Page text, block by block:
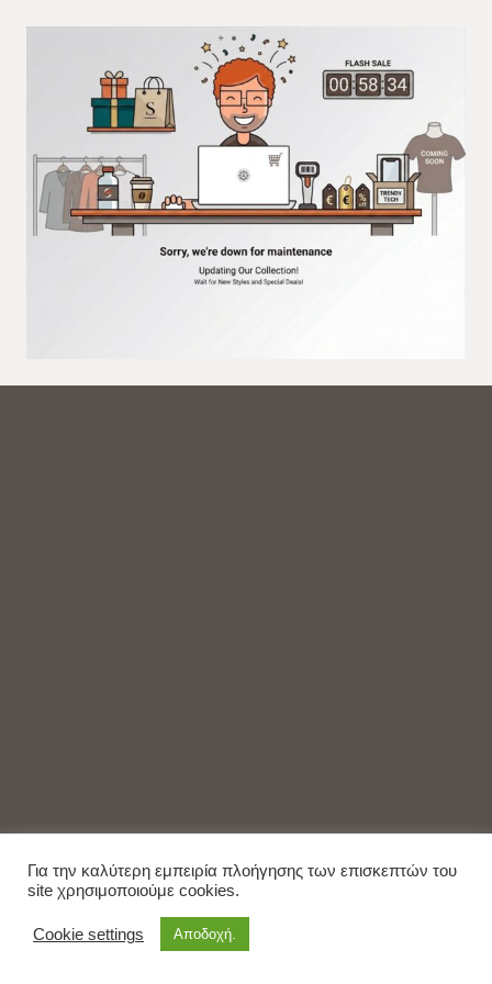
Για την καλύτερη εμπειρία πλοήγησης των επισκεπτών του
site χρησιμοποιούμε cookies.
Cookie settings Αποδοχή.